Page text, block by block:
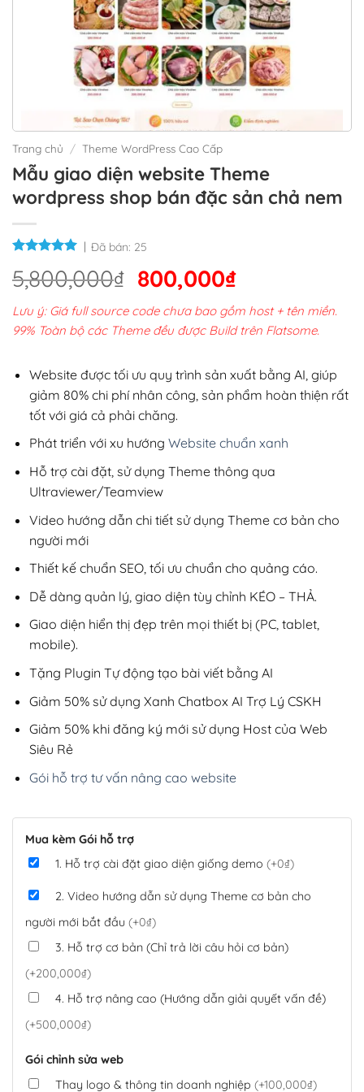
Trang chủ / Theme WordPress Cao Cấp
Mẫu giao diện website Theme
wordpress shop bán đặc sản chả nem
Đã bán: 25
5,800,000₫ Giá
gốc
là:
5,800,000₫.
800,000₫Giá
hiện
tại
800,000₫.
Lưu ý: Giá full source code chưa bao gồm host + tên miền.
99% Toàn bộ các Theme đều được Build trên Flatsome.
Website được tối ưu quy trình sản xuất bằng AI, giúp
giảm 80% chi phí nhân công, sản phẩm hoàn thiện rất
tốt với giá cả phải chăng.
Phát triển với xu hướng Website chuẩn xanh
Hỗ trợ cài đặt, sử dụng Theme thông qua
Ultraviewer/Teamview
Video hướng dẫn chi tiết sử dụng Theme cơ bản cho
người mới
Thiết kế chuẩn SEO, tối ưu chuẩn cho quảng cáo.
Dễ dàng quản lý, giao diện tùy chỉnh KÉO – THẢ.
Giao diện hiển thị đẹp trên mọi thiết bị (PC, tablet,
mobile).
Tặng Plugin Tự động tạo bài viết bằng AI
Giảm 50% sử dụng Xanh Chatbox AI Trợ Lý CSKH
Giảm 50% khi đăng ký mới sử dụng Host của Web
Siêu Rẻ
Gói hỗ trợ tư vấn nâng cao website
Mua kèm Gói hỗ trợ
1. Hỗ trợ cài đặt giao diện giống demo (+0₫)
2. Video hướng dẫn sử dụng Theme cơ bản cho
người mới bắt đầu (+0₫)
3. Hỗ trợ cơ bản (Chỉ trả lời câu hỏi cơ bản)
(+200,000₫)
4. Hỗ trợ nâng cao (Hướng dẫn giải quyết vấn đề)
(+500,000₫)
Gói chỉnh sửa web
Thay logo & thông tin doanh nghiệp (+100,000₫)